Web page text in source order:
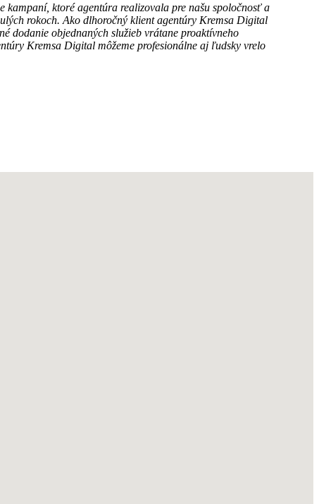
ktoré agentúra realizovala pre našu spoločnosť a
rokoch. Ako dlhoročný klient agentúry Kremsa Digital
dodanie objednaných služieb vrátane proaktívneho
Kremsa Digital môžeme profesionálne aj ľudsky vrelo